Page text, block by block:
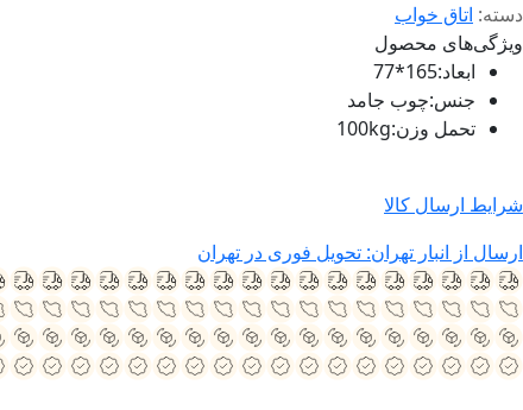
دسته: اتاق خواب
ویژگی‌های محصول
ابعاد:
165*77
جنس:چوب جامد
تحمل وزن:
100kg
شرایط ارسال کالا
ارسال از انبار تهران: تحویل فوری در تهران